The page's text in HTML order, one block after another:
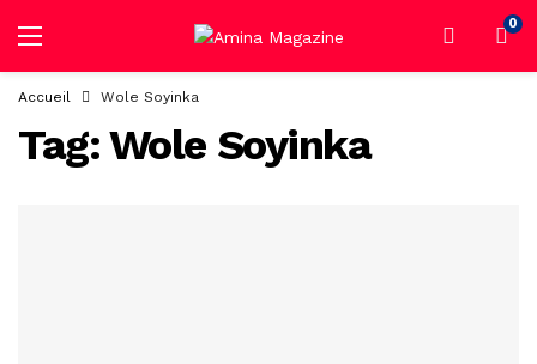
0
Accueil Wole Soyinka
Tag:Wole Soyinka